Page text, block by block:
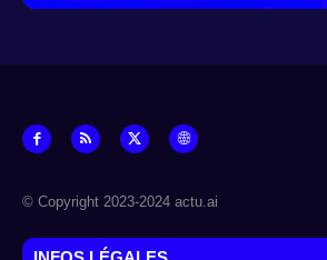
© Copyright 2023-2024 actu.ai